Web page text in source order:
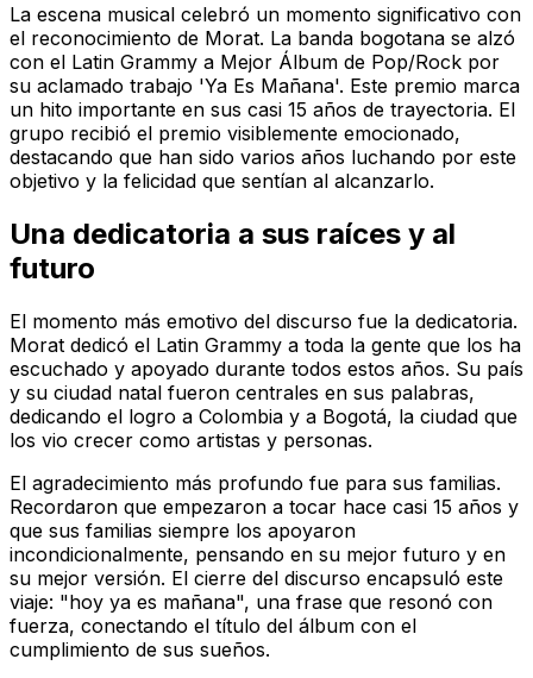
La escena musical celebró un momento significativo con
el reconocimiento de Morat. La banda bogotana se alzó
con el Latin Grammy a Mejor Álbum de Pop/Rock por
su aclamado trabajo 'Ya Es Mañana'. Este premio marca
un hito importante en sus casi 15 años de trayectoria. El
grupo recibió el premio visiblemente emocionado,
destacando que han sido varios años luchando por este
objetivo y la felicidad que sentían al alcanzarlo.
Una dedicatoria a sus raíces y al
futuro
El momento más emotivo del discurso fue la dedicatoria.
Morat dedicó el Latin Grammy a toda la gente que los ha
escuchado y apoyado durante todos estos años. Su país
y su ciudad natal fueron centrales en sus palabras,
dedicando el logro a Colombia y a Bogotá, la ciudad que
los vio crecer como artistas y personas.
El agradecimiento más profundo fue para sus familias.
Recordaron que empezaron a tocar hace casi 15 años y
que sus familias siempre los apoyaron
incondicionalmente, pensando en su mejor futuro y en
su mejor versión. El cierre del discurso encapsuló este
viaje: "hoy ya es mañana", una frase que resonó con
fuerza, conectando el título del álbum con el
cumplimiento de sus sueños.